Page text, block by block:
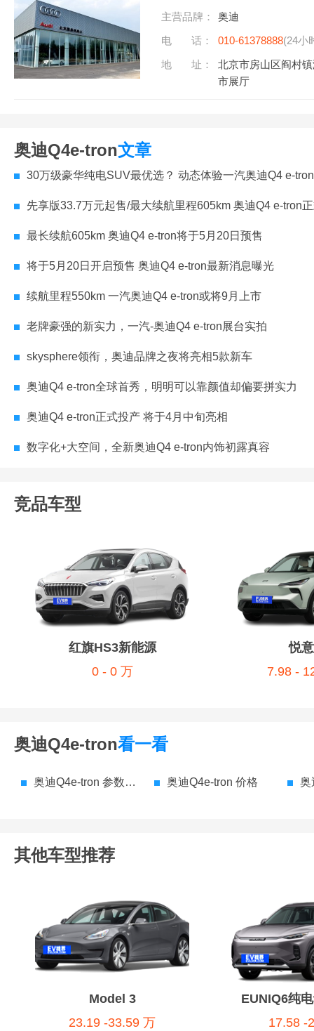
主营品牌：
奥迪
电 话：
010-61378888(24小
地 址：
北京市房山区阎村
市展厅
奥迪Q4e-tron文章
30万级豪华纯电SUV最优选？ 动态体验一汽奥迪Q4 e-tron
先享版33.7万元起售/最大续航里程605km 奥迪Q4 e-tron正式开
最长续航605km 奥迪Q4 e-tron将于5月20日预售
将于5月20日开启预售 奥迪Q4 e-tron最新消息曝光
续航里程550km 一汽奥迪Q4 e-tron或将9月上市
老牌豪强的新实力，一汽-奥迪Q4 e-tron展台实拍
skysphere领衔，奥迪品牌之夜将亮相5款新车
奥迪Q4 e-tron全球首秀，明明可以靠颜值却偏要拼实力
奥迪Q4 e-tron正式投产 将于4月中旬亮相
数字化+大空间，全新奥迪Q4 e-tron内饰初露真容
竞品车型
红旗HS3新能源
0 - 0 万
悦
7.98 -
奥迪Q4e-tron看一看
奥迪Q4e-tron 参数配置 奥迪Q4e-tron 价格 奥
其他车型推荐
Model 3
23.19 -33.59 万
EUNIQ6纯
17.58 -